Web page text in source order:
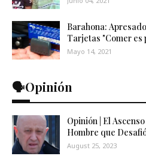
Barahona:
Tarjetas "Comer es
Mayo 14, 2021
🗣️Opinión
Opinión | El
Hombre que
August 25, 2023